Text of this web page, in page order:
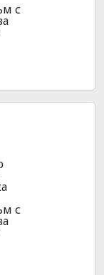
с
с